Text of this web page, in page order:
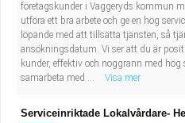
företagskunder i Vaggeryds kommun
utföra ett bra arbete och ge en hög
löpande med att tillsätta tjänsten, så
ansökningsdatum. Vi ser att du är
kunder, effektiv och noggrann med
samarbeta med ...
Visa mer
Serviceinriktade Lokalvårdare-